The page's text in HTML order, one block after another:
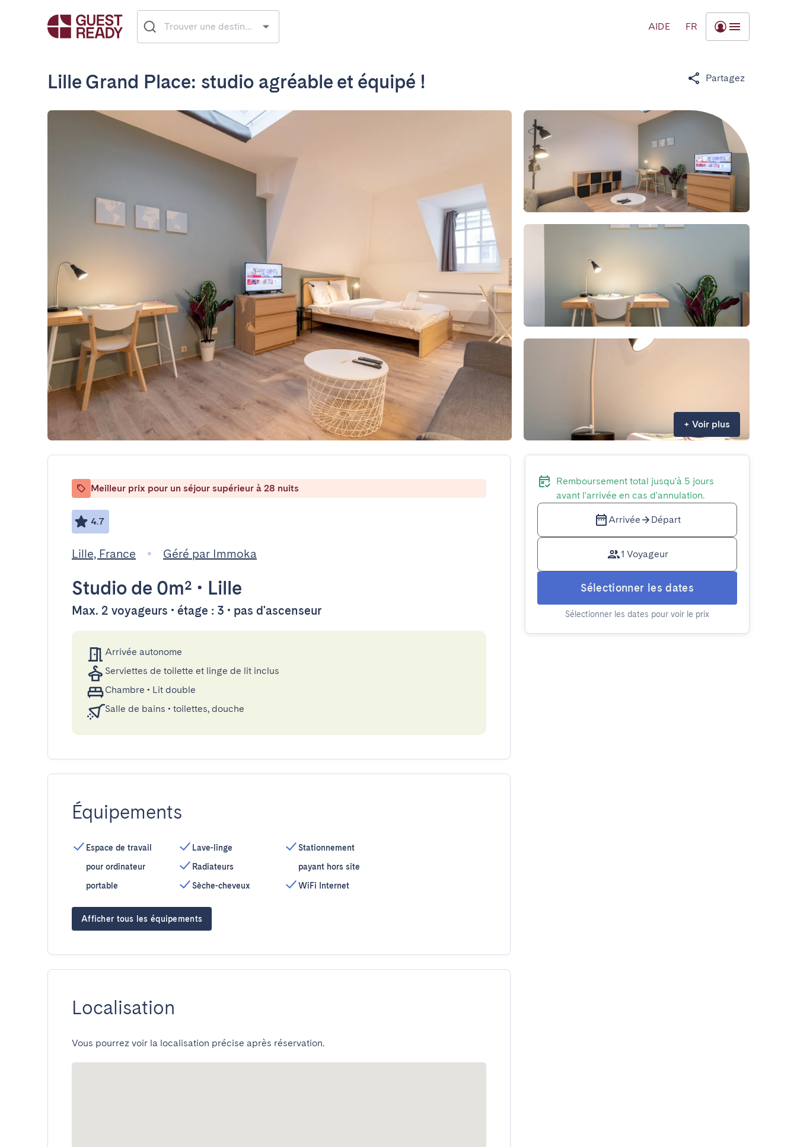
AIDE FR
Lille Grand Place: studio agréable et équipé ! Partagez
+ Voir plus
Meilleur prix pour un séjour supérieur à 28 nuits
4.7
Lille, France Géré par Immoka
Studio de 0m² • Lille
Max. 2 voyageurs • étage : 3 • pas d'ascenseur
Arrivée autonome
Serviettes de toilette et linge de lit inclus
Chambre • Lit double
Salle de bains • toilettes, douche
Équipements
Espace de travail
pour ordinateur
portable
Lave-linge
Radiateurs
Sèche-cheveux
Stationnement
payant hors site
WiFi Internet
Afficher tous les équipements
Localisation
Vous pourrez voir la localisation précise après réservation.
Remboursement total jusqu'à 5 jours
avant l'arrivée en cas d'annulation.
Arrivée Départ
1 Voyageur
Sélectionner les dates
Sélectionner les dates pour voir le prix